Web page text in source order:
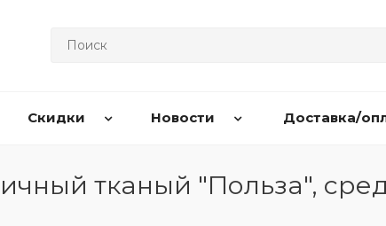
Скидки Новости Доставка/
тканый "Польза",